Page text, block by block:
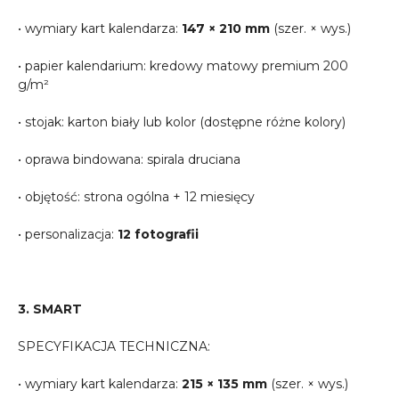
• wymiary kart kalendarza: 147 × 210 mm (szer. × wys.)
• papier kalendarium: kredowy matowy premium 200
g/m²
• stojak: karton biały lub kolor (dostępne różne kolory)
• oprawa bindowana: spirala druciana
• objętość: strona ogólna + 12 miesięcy
• personalizacja: 12 fotografii
3. SMART
SPECYFIKACJA TECHNICZNA:
• wymiary kart kalendarza: 215 × 135 mm (szer. × wys.)